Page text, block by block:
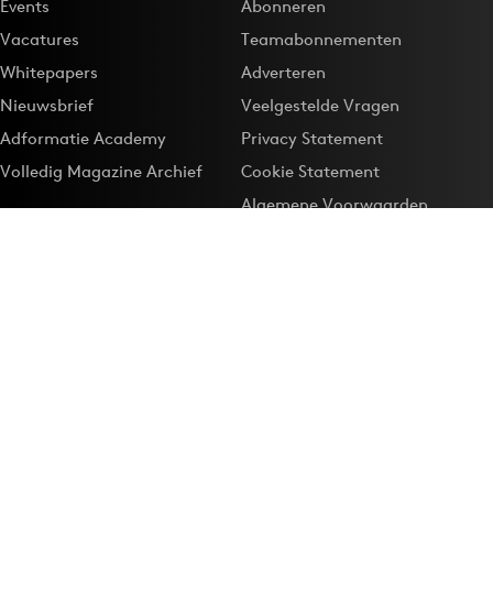
Events
Vacatures
Whitepapers
Nieuwsbrief
Adformatie Academy
Volledig Magazine Archief
Abonneren
Teamabonnementen
Adverteren
Veelgestelde Vragen
Privacy Statement
Cookie Statement
Algemene Voorwaarden